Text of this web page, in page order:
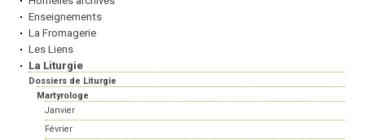
Enseignements
La Fromagerie
Les Liens
La Liturgie
Dossiers de Liturgie
Martyrologe
Janvier
Février